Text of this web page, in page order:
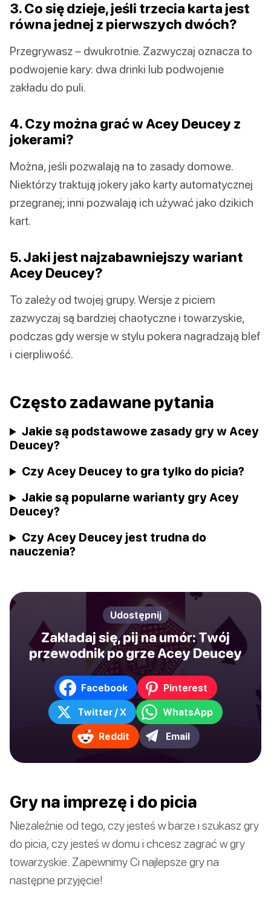
3. Co się dzieje, jeśli trzecia karta jest
równa jednej z pierwszych dwóch?
Przegrywasz – dwukrotnie. Zazwyczaj oznacza to
podwojenie kary: dwa drinki lub podwojenie
zakładu do puli.
4. Czy można grać w Acey Deucey z
jokerami?
Można, jeśli pozwalają na to zasady domowe.
Niektórzy traktują jokery jako karty automatycznej
przegranej; inni pozwalają ich używać jako dzikich
kart.
5. Jaki jest najzabawniejszy wariant
Acey Deucey?
To zależy od twojej grupy. Wersje z piciem
zazwyczaj są bardziej chaotyczne i towarzyskie,
podczas gdy wersje w stylu pokera nagradzają blef
i cierpliwość.
Często zadawane pytania
Jakie są podstawowe zasady gry w Acey
Deucey?
Czy Acey Deucey to gra tylko do picia?
Jakie są popularne warianty gry Acey
Deucey?
Czy Acey Deucey jest trudna do
nauczenia?
Udostępnij
Zakładaj się, pij na umór: Twój
przewodnik po grze Acey Deucey
Facebook Pinterest
Twitter / X WhatsApp
Reddit Email
Gry na imprezę i do picia
Niezależnie od tego, czy jesteś w barze i szukasz gry
do picia, czy jesteś w domu i chcesz zagrać w gry
towarzyskie. Zapewnimy Ci najlepsze gry na
następne przyjęcie!